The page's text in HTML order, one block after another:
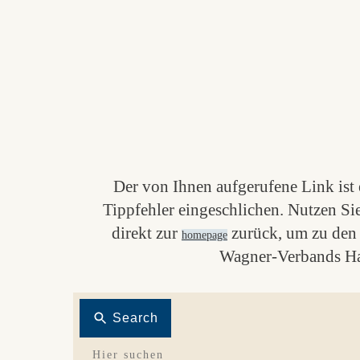
Der von Ihnen aufgerufene Link ist
Tippfehler eingeschlichen. Nutzen
direkt zur homepagezurück, um zu
Wagner-Verbands
Search